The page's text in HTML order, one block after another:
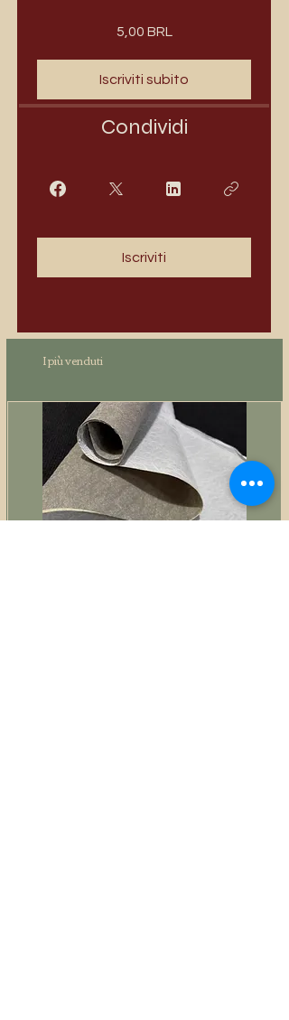
5,00 BRL
Iscriviti subito
Condividi
Iscriviti
I più venduti